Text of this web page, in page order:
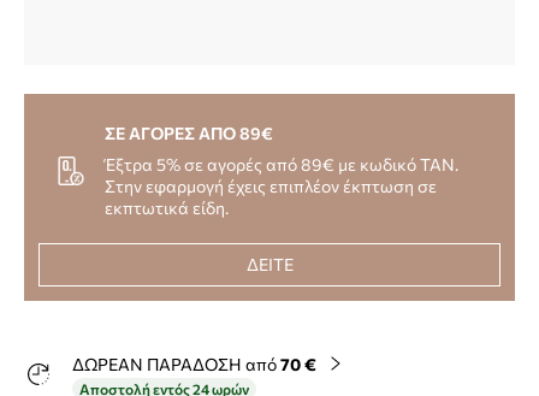
ΣΕ ΑΓΟΡΕΣ ΑΠΟ 89€
Έξτρα 5% σε αγορές από 89€ με κωδικό TAN.
Στην εφαρμογή έχεις επιπλέον έκπτωση σε
εκπτωτικά είδη.
ΔΕΙΤΕ
ΔΩΡΕΑΝ ΠΑΡΑΔΟΣΗ από70 €
Αποστολή εντός 24 ωρών